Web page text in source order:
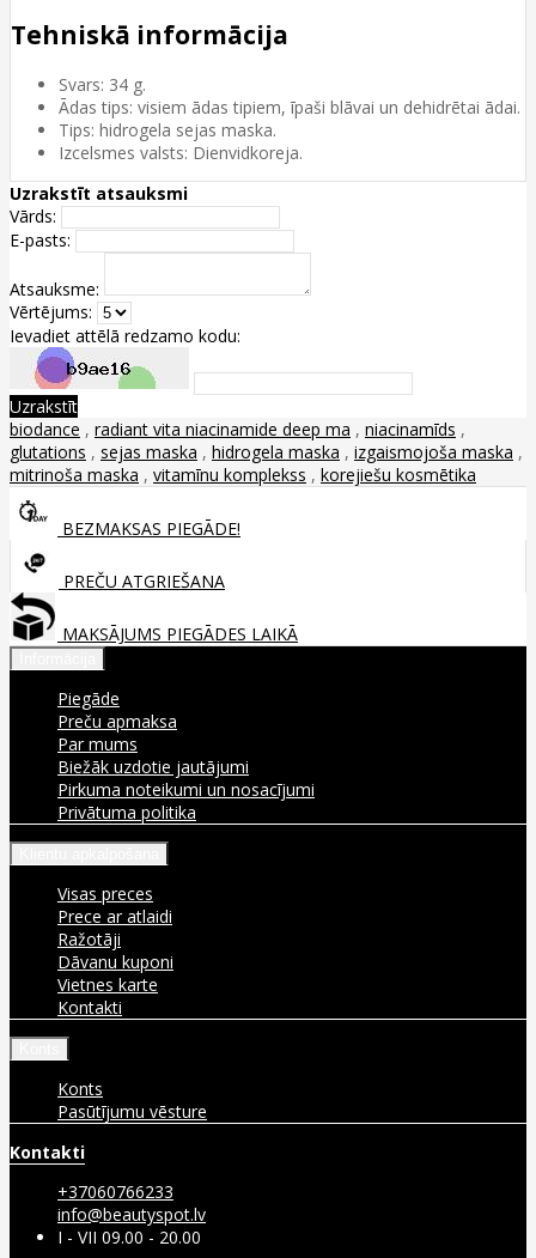
Tehniskā informācija
Svars: 34 g.
Ādas tips: visiem ādas tipiem, īpaši blāvai un dehidrētai ādai.
Tips: hidrogela sejas maska.
Izcelsmes valsts: Dienvidkoreja.
Uzrakstīt atsauksmi
Vārds:
E-pasts:
Atsauksme:
Vērtējums:
Ievadiet attēlā redzamo kodu:
Uzrakstīt
biodance , radiant vita niacinamide deep ma , niacinamīds ,
glutations , sejas maska , hidrogela maska , izgaismojoša maska ,
mitrinoša maska , vitamīnu komplekss , korejiešu kosmētika
BEZMAKSAS PIEGĀDE!
PREČU ATGRIEŠANA
MAKSĀJUMS PIEGĀDES LAIKĀ
Piegāde
Preču apmaksa
Par mums
Biežāk uzdotie jautājumi
Pirkuma noteikumi un nosacījumi
Privātuma politika
Visas preces
Prece ar atlaidi
Ražotāji
Dāvanu kuponi
Vietnes karte
Kontakti
Konts
Pasūtījumu vēsture
Kontakti
+37060766233
info@beautyspot.lv
I - VII 09.00 - 20.00